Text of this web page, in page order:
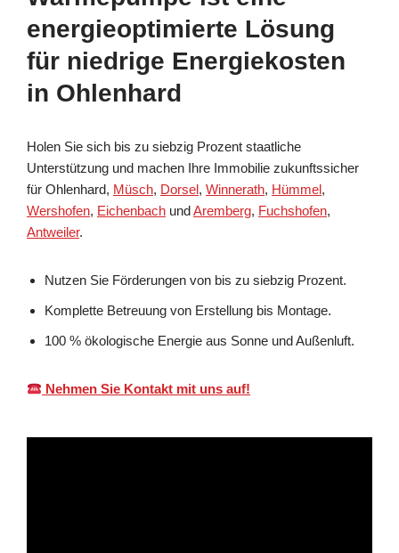
energieoptimierte Lösung
für niedrige Energiekosten
in Ohlenhard
Holen Sie sich bis zu siebzig Prozent staatliche
Unterstützung und machen Ihre Immobilie zukunftssicher
für Ohlenhard, Müsch, Dorsel, Winnerath, Hümmel,
Wershofen, Eichenbach undAremberg, Fuchshofen,
Antweiler.
Nutzen Sie Förderungen von bis zu siebzig Prozent.
Komplette Betreuung von Erstellung bis Montage.
100 % ökologische Energie aus Sonne und Außenluft.
Nehmen Sie Kontakt mit uns auf!